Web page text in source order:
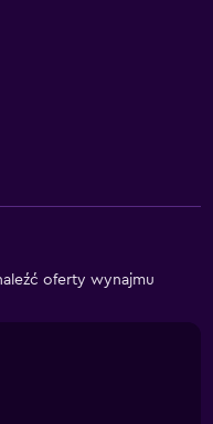
oferty wynajmu